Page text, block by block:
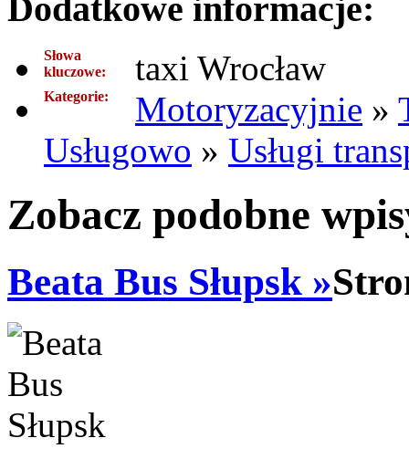
Dodatkowe informacje:
Słowa
kluczowe:
taxi Wrocław
Kategorie: Motoryzacyjnie »
Usługowo » Usługi
Zobacz podobne
Beata Bus Słupsk »